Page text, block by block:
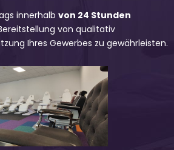
innerhalbvon 24 Stunden
von qualitativ
Ihres Gewerbes zu gewährleisten.